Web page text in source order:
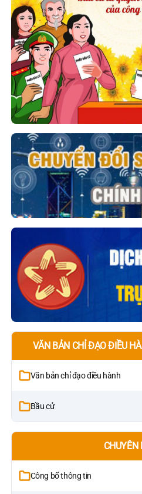
VĂN BẢN CHỈ ĐẠO ĐIỀU
Văn bản chỉ đạo điều hành
Bầu cử
CHUYÊN
Công bố thông tin